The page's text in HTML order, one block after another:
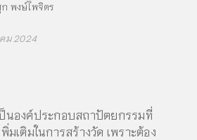
พงษ์ไพจิตร
ม 2024
นองค์ประกอบสถาปัตยกรรมที่
มเติมในการสร้างวัด เพราะต้อง